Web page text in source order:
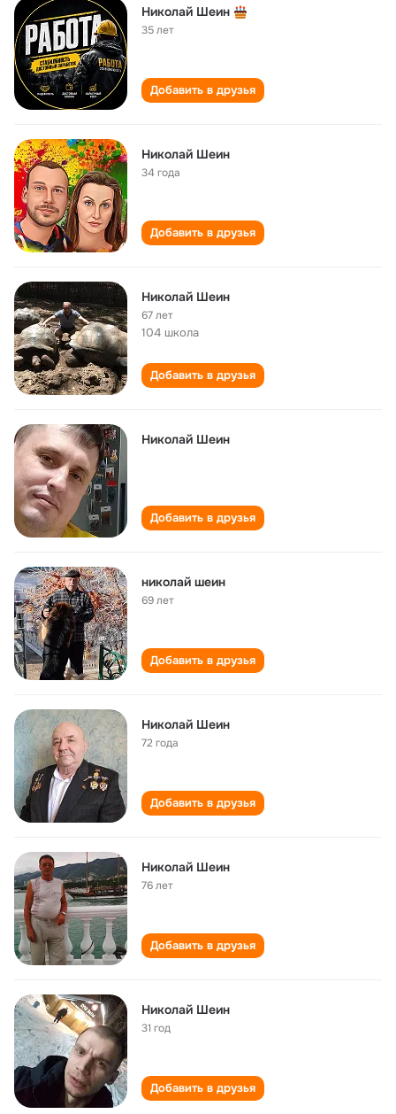
Николай Шеин
35 лет
Добавить в друзья
Николай Шеин
34 года
Добавить в друзья
Николай Шеин
67 лет
104 школа
Добавить в друзья
Николай Шеин
Добавить в друзья
николай шеин
69 лет
Добавить в друзья
Николай Шеин
72 года
Добавить в друзья
Николай Шеин
76 лет
Добавить в друзья
Николай Шеин
31 год
Добавить в друзья